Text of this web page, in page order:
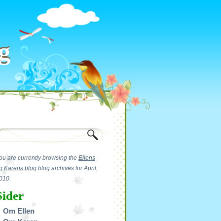
are currently browsing the Ellens
Karens blog blog archives for April,
Om Ellen